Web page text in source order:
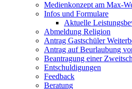
Medienkonzept am Max-
Infos und Formulare
Aktuelle
Abmeldung Religion
Antrag Gastschüler
Antrag auf Beurlaubung
Beantragung einer
Entschuldigungen
Feedback
Beratung